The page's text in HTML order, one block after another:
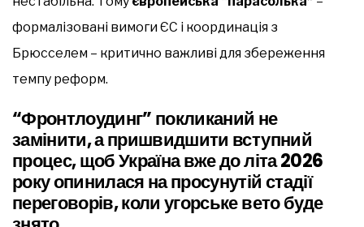
формалізовані вимоги ЄС і координація з
Брюсселем – критично важливі для збереження
темпу реформ.
“Фронтлоудинг” покликаний не
замінити, а пришвидшити вступний
процес, щоб Україна вже до літа 2026
року опинилася на просунутій стадії
переговорів, коли угорське вето буде